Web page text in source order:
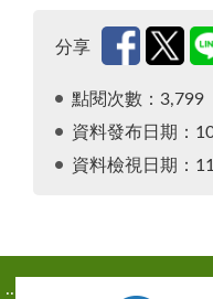
分享
點閱次數：3,799
資料發布日期：
資料檢視日期：